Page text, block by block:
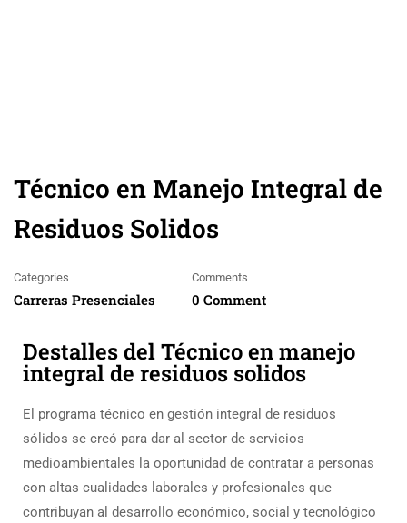
Técnico en Manejo Integral de
Residuos Solidos
Categories
Carreras Presenciales
Comments
0 Comment
Destalles del Técnico en manejo
integral de residuos solidos
El programa técnico en gestión integral de residuos
sólidos se creó para dar al sector de servicios
medioambientales la oportunidad de contratar a personas
con altas cualidades laborales y profesionales que
contribuyan al desarrollo económico, social y tecnológico